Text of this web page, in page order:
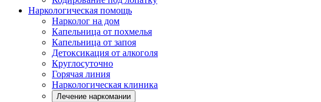
Наркологическая помощь
Нарколог на дом
Капельница от похмелья
Капельница от запоя
Детоксикация от алкоголя
Круглосуточно
Горячая линия
Наркологическая клиника
Лечение наркомании